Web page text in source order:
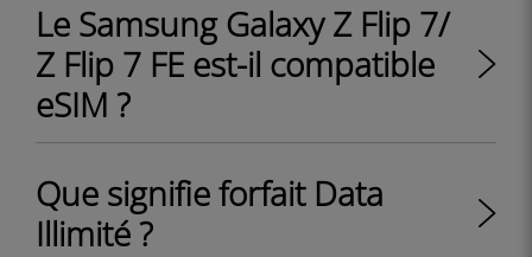
Le Samsung Galaxy Z Flip 7/
Z Flip 7 FE est-il compatible
eSIM ?
Que signifie forfait Data
Illimité ?